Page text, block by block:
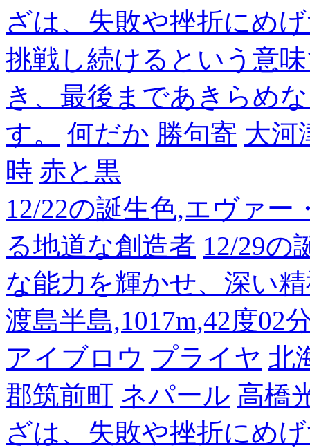
ざは、失敗や挫折にめ
挑戦し続けるという意
き、最後まであきらめ
す。
何だか 勝句寄 大河
時 赤と黒
12/22の誕生色,エヴァ
る地道な創造者 12/29の
な能力を輝かせ、深い
渡島半島,1017m,42度02
アイブロウ プライヤ 北
郡筑前町 ネパール 高橋
ざは、失敗や挫折にめ